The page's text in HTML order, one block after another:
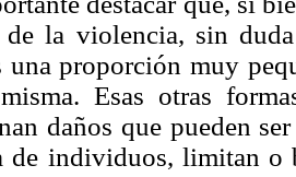
la violencia, sin duda
una proporción muy
Esas otras
daños que pueden
de individuos, limitan o